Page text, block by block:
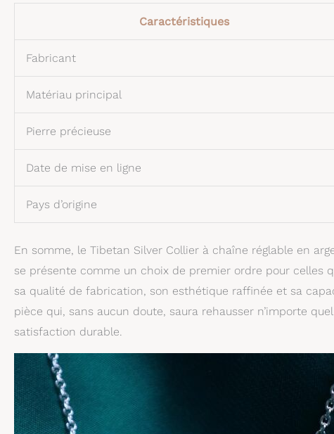
Caractéristiques
Fabricant
Matériau principal
Pierre précieuse
Date de mise en ligne
Pays d’origine
En somme, le Tibetan Silver Collier à chaîne réglable en
se présente comme un choix de premier ordre pour celles
sa qualité de fabrication, son esthétique raffinée et sa
pièce qui, sans aucun doute, saura rehausser n’importe
satisfaction durable.